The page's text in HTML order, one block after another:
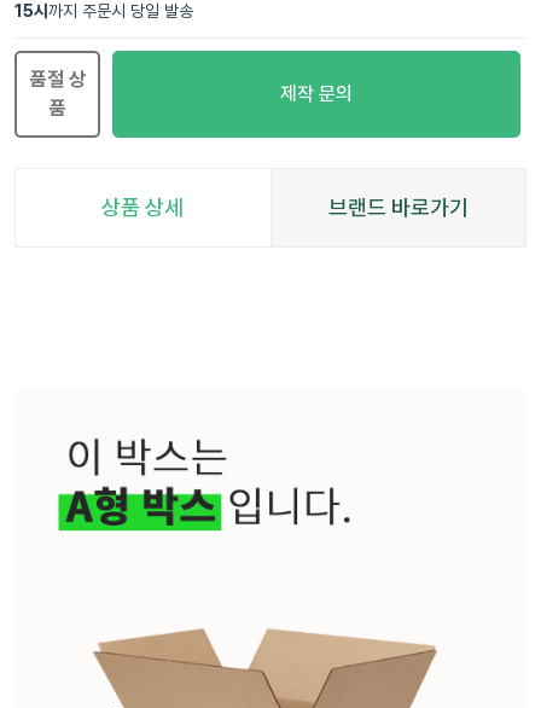
15시 까지 주문시 당일 발송
품절 상
품
제작 문의
상품 상세 브랜드 바로가기